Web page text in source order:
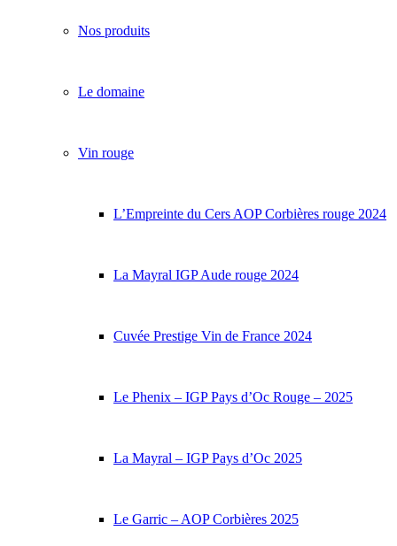
Nos produits
Le domaine
Vin rouge
L’Empreinte du Cers AOP Corbières rouge 2024
La Mayral IGP Aude rouge 2024
Cuvée Prestige Vin de France 2024
Le Phenix – IGP Pays d’Oc Rouge – 2025
La Mayral – IGP Pays d’Oc 2025
Le Garric – AOP Corbières 2025